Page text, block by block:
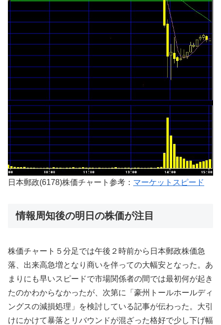
日本郵政(6178)株価チャート参考： マーケットスピード
情報周知後の明日の株価が注目
株価チャート５分足では午後２時前から日本郵政株価急
落、出来高急増となり商いを伴っての大幅安となった。あ
まりにも早いスピードで市場関係者の間では最初何が起き
たのかわからなかったが、次第に「豪州トールホールディ
ングスの減損処理」を検討している記事が伝わった。大引
けにかけて暴落とリバウンドが混ざった格好で少し下げ幅